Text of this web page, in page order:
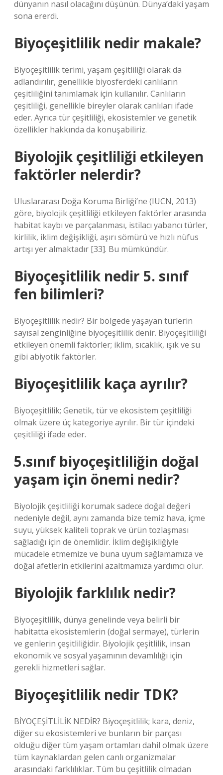
dünyanın nasıl olacağını düşünün. Dünya’daki yaşam
sona ererdi.
Biyoçeşitlilik nedir makale?
Biyoçeşitlilik terimi, yaşam çeşitliliği olarak da
adlandırılır, genellikle biyosferdeki canlıların
çeşitliliğini tanımlamak için kullanılır. Canlıların
çeşitliliği, genellikle bireyler olarak canlıları ifade
eder. Ayrıca tür çeşitliliği, ekosistemler ve genetik
özellikler hakkında da konuşabiliriz.
Biyolojik çeşitliliği etkileyen
faktörler nelerdir?
Uluslararası Doğa Koruma Birliği’ne (IUCN, 2013)
göre, biyolojik çeşitliliği etkileyen faktörler arasında
habitat kaybı ve parçalanması, istilacı yabancı türler,
kirlilik, iklim değişikliği, aşırı sömürü ve hızlı nüfus
artışı yer almaktadır [33]. Bu mümkündür.
Biyoçeşitlilik nedir 5. sınıf
fen bilimleri?
Biyoçeşitlilik nedir? Bir bölgede yaşayan türlerin
sayısal zenginliğine biyoçeşitlilik denir. Biyoçeşitliliği
etkileyen önemli faktörler; iklim, sıcaklık, ışık ve su
gibi abiyotik faktörler.
Biyoçeşitlilik kaça ayrılır?
Biyoçeşitlilik; Genetik, tür ve ekosistem çeşitliliği
olmak üzere üç kategoriye ayrılır. Bir tür içindeki
çeşitliliği ifade eder.
5.sınıf biyoçeşitliliğin doğal
yaşam için önemi nedir?
Biyolojik çeşitliliği korumak sadece doğal değeri
nedeniyle değil, aynı zamanda bize temiz hava, içme
suyu, yüksek kaliteli toprak ve ürün tozlaşması
sağladığı için de önemlidir. İklim değişikliğiyle
mücadele etmemize ve buna uyum sağlamamıza ve
doğal afetlerin etkilerini azaltmamıza yardımcı olur.
Biyolojik farklılık nedir?
Biyoçeşitlilik, dünya genelinde veya belirli bir
habitatta ekosistemlerin (doğal sermaye), türlerin
ve genlerin çeşitliliğidir. Biyolojik çeşitlilik, insan
ekonomik ve sosyal yaşamının devamlılığı için
gerekli hizmetleri sağlar.
Biyoçeşitlilik nedir TDK?
BİYOÇEŞİTLİLİK NEDİR? Biyoçeşitlilik; kara, deniz,
diğer su ekosistemleri ve bunların bir parçası
olduğu diğer tüm yaşam ortamları dahil olmak üzere
tüm kaynaklardan gelen canlı organizmalar
arasındaki farklılıklar. Tüm bu çeşitlilik olmadan